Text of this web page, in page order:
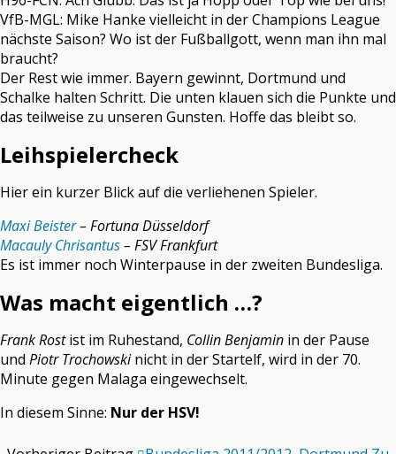
VfB-MGL: Mike Hanke vielleicht in der Champions League
nächste Saison? Wo ist der Fußballgott, wenn man ihn mal
braucht?
Der Rest wie immer. Bayern gewinnt, Dortmund und
Schalke halten Schritt. Die unten klauen sich die Punkte und
das teilweise zu unseren Gunsten. Hoffe das bleibt so.
Leihspielercheck
Hier ein kurzer Blick auf die verliehenen Spieler.
Maxi Beister– Fortuna Düsseldorf
Macauly Chrisantus– FSV Frankfurt
Es ist immer noch Winterpause in der zweiten Bundesliga.
Was macht eigentlich …?
Frank Rostist im Ruhestand, Collin Benjamin in der Pause
und Piotr Trochowskinicht in der Startelf, wird in der 70.
Minute gegen Malaga eingewechselt.
In diesem Sinne: Nur der HSV!